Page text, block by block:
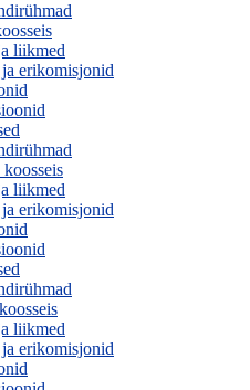
liikmed
erikomisjonid
liikmed
erikomisjonid
liikmed
erikomisjonid